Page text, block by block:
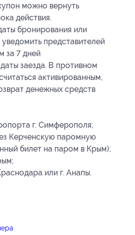
можно вернуть
действия.
бронирования или
представителей
за 7 дней
заезда. В противном
активированным,
денежных средств
г. Симферополя;
Керченскую паромную
билет на паром в Крым);
или г. Анапы.